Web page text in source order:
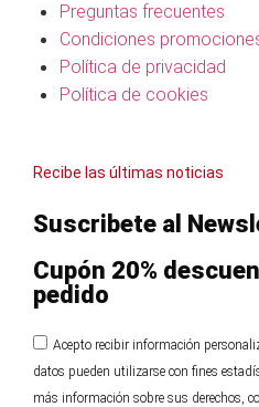
Preguntas frecuentes
Condiciones
Política de privacidad
Política de cookies
Recibe las últimas noticias
Suscribete al
Cupón 20%
pedido
Acepto recibir información
datos pueden utilizarse con fines
más información sobre sus derechos,